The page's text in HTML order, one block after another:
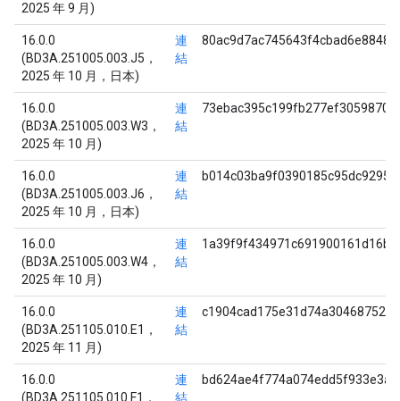
2025 年 9 月)
16.0.0
(BD3A.251005.003.J5，
2025 年 10 月，日本)
連
結
16.0.0
(BD3A.251005.003.W3，
2025 年 10 月)
連
結
16.0.0
(BD3A.251005.003.J6，
2025 年 10 月，日本)
連
結
16.0.0
(BD3A.251005.003.W4，
2025 年 10 月)
連
結
16.0.0
(BD3A.251105.010.E1，
2025 年 11 月)
連
結
16.0.0
(BD3A.251105.010.F1，
連
結